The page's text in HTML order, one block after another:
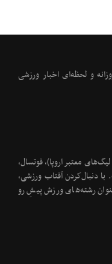
و لحظه‌ای اخبار ورزشی
معتبر اروپا)، فوتسال،
دنبال‌کردن آفتاب ورزشی،
رشته‌های ورزش پیشِ رو